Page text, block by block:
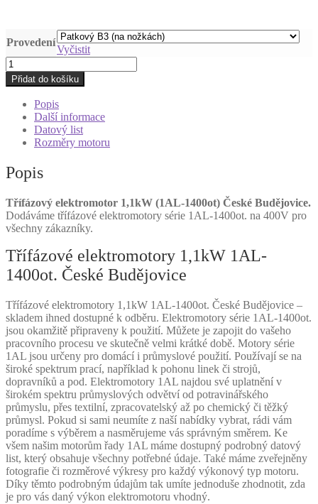
Provedení
Vyčistit
Třífázový
elektromotor
1,1kW
(1AL-
1400ot)
České
Budějovice
množství
Přidat do košíku
Popis
Další informace
Datový list
Rozměry motoru
Popis
Třífázový elektromotor 1,1kW (1AL-1400ot) České Budějovice.
Dodáváme třífázové elektromotory série 1AL-1400ot. na 400V pro
všechny zákazníky.
Třífázové elektromotory 1,1kW 1AL-
1400ot. České Budějovice
Třífázové elektromotory 1,1kW 1AL-1400ot. České Budějovice –
skladem ihned dostupné k odběru. Elektromotory série 1AL-1400ot.
jsou okamžitě připraveny k použití. Můžete je zapojit do vašeho
pracovního procesu ve skutečně velmi krátké době. Motory série
1AL jsou určeny pro domácí i průmyslové použití. Používají se na
široké spektrum prací, například k pohonu linek či strojů,
dopravníků a pod. Elektromotory 1AL najdou své uplatnění v
širokém spektru průmyslových odvětví od potravinářského
průmyslu, přes textilní, zpracovatelský až po chemický či těžký
průmysl. Pokud si sami neumíte z naší nabídky vybrat, rádi vám
poradíme s výběrem a nasměrujeme vás správným směrem. Ke
všem našim motorům řady 1AL máme dostupný podrobný datový
list, který obsahuje všechny potřebné údaje. Také máme zveřejněny
fotografie či rozměrové výkresy pro každý výkonový typ motoru.
Díky těmto podrobným údajům tak umíte jednoduše zhodnotit, zda
je pro vás daný výkon elektromotoru vhodný.